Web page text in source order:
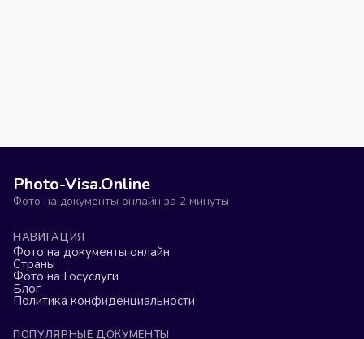
Photo-Visa.Online
Фото на документы онлайн за 2 минуты
НАВИГАЦИЯ
Фото на документы онлайн
Страны
Фото на Госуслуги
Блог
Политика конфиденциальности
ПОПУЛЯРНЫЕ ДОКУМЕНТЫ